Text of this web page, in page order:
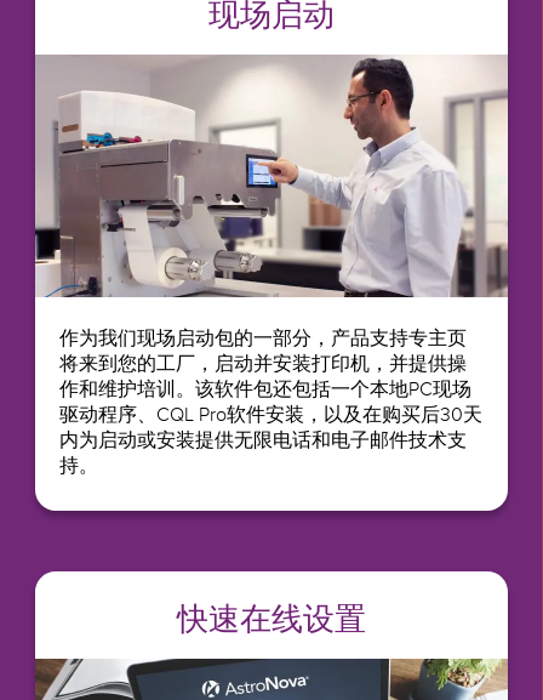
现场启动
作为我们现场启动包的一部分，产品支持专主页
将来到您的工厂，启动并安装打印机，并提供操
作和维护培训。该软件包还包括一个本地PC现场
驱动程序、CQL Pro软件安装，以及在购买后30天
内为启动或安装提供无限电话和电子邮件技术支
持。
快速在线设置